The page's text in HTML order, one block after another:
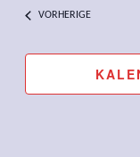
wählen.
VORHERIGE